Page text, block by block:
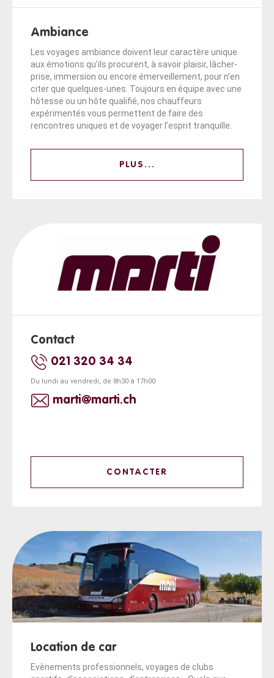
Ambiance
Les voyages ambiance doivent leur caractère unique
aux émotions qu’ils procurent, à savoir plaisir, lâcher-
prise, immersion ou encore émerveillement, pour n’en
citer que quelques-unes. Toujours en équipe avec une
hôtesse ou un hôte qualifié, nos chauffeurs
expérimentés vous permettent de faire des
rencontres uniques et de voyager l’esprit tranquille.
PLUS...
Contact
021 320 34 34
Du lundi au vendredi, de 8h30 à 17h00
marti@marti.ch
CONTACTER
Location de car
Evènements professionnels, voyages de clubs